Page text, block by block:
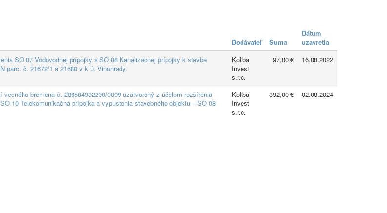
Dodávateľ Suma
Dátum
uzavretia
SO 07 Vodovodnej prípojky a SO 08 Kanalizačnej prípojky k stavbe
parc. č. 21672/1 a 21680 v k.ú. Vinohrady.
Koliba
Invest
s.r.o.
97,00 € 16.08.2022
bremena č. 286504932200/0099 uzatvorený z účelom rozšírenia
10 Telekomunikačná prípojka a vypustenia stavebného objektu – SO 08
Koliba
Invest
s.r.o.
392,00 € 02.08.2024